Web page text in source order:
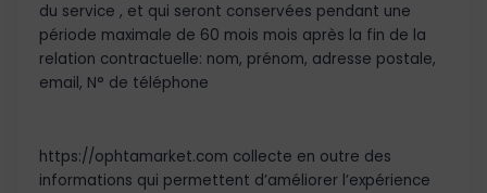
du service , et qui seront conservées pendant une
période maximale de 60 mois mois après la fin de la
relation contractuelle: nom, prénom, adresse postale,
email, N° de téléphone
https://ophtamarket.com collecte en outre des
informations qui permettent d’améliorer l’expérience